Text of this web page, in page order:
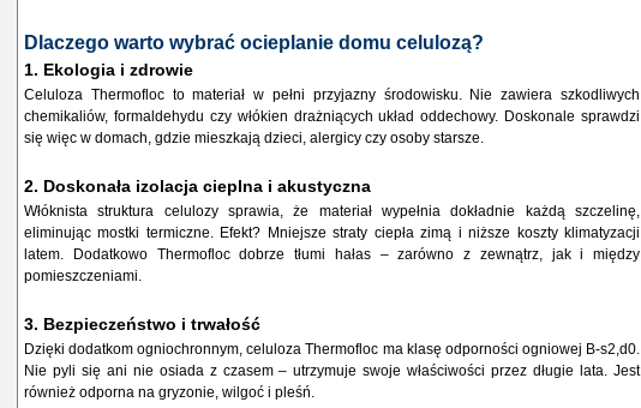
Dlaczego warto wybrać ocieplanie domu celulozą?
1. Ekologia i zdrowie
Celuloza Thermofloc to materiał w pełni przyjazny środowisku. Nie zawiera szkodliwych
chemikaliów, formaldehydu czy włókien drażniących układ oddechowy. Doskonale sprawdzi
się więc w domach, gdzie mieszkają dzieci, alergicy czy osoby starsze.
2. Doskonała izolacja cieplna i akustyczna
Włóknista struktura celulozy sprawia, że materiał wypełnia dokładnie każdą szczelinę,
eliminując mostki termiczne. Efekt? Mniejsze straty ciepła zimą i niższe koszty klimatyzacji
latem. Dodatkowo Thermofloc dobrze tłumi hałas – zarówno z zewnątrz, jak i między
pomieszczeniami.
3. Bezpieczeństwo i trwałość
Dzięki dodatkom ogniochronnym, celuloza Thermofloc ma klasę odporności ogniowej B-s2,d0.
Nie pyli się ani nie osiada z czasem – utrzymuje swoje właściwości przez długie lata. Jest
również odporna na gryzonie, wilgoć i pleśń.